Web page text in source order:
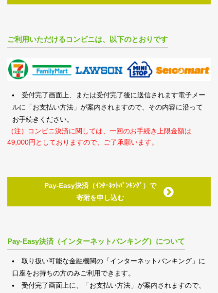
ご利用いただけるコンビニは、以下のとおりです
受付完了画面上、または受付完了後に送信されます電子メー
ルに「お支払い方法」が案内されますので、その内容に沿って
お手続きください。
（注）コンビニ決済に関しては、一回のお手続き上限金額は
49,000円としておりますので、ご了承願います。
Pay-Easy決済（ｲﾝﾀｰﾈｯﾄﾊﾞﾝｷﾝｸﾞ）で
寄附を申し込む
Pay-Easy決済（インターネットバンキング）について
取り扱い可能な金融機関の「インターネットバンキング」に
口座をお持ちの方のみご利用できます。
受付完了画面上に、「お支払い方法」が案内されますので、